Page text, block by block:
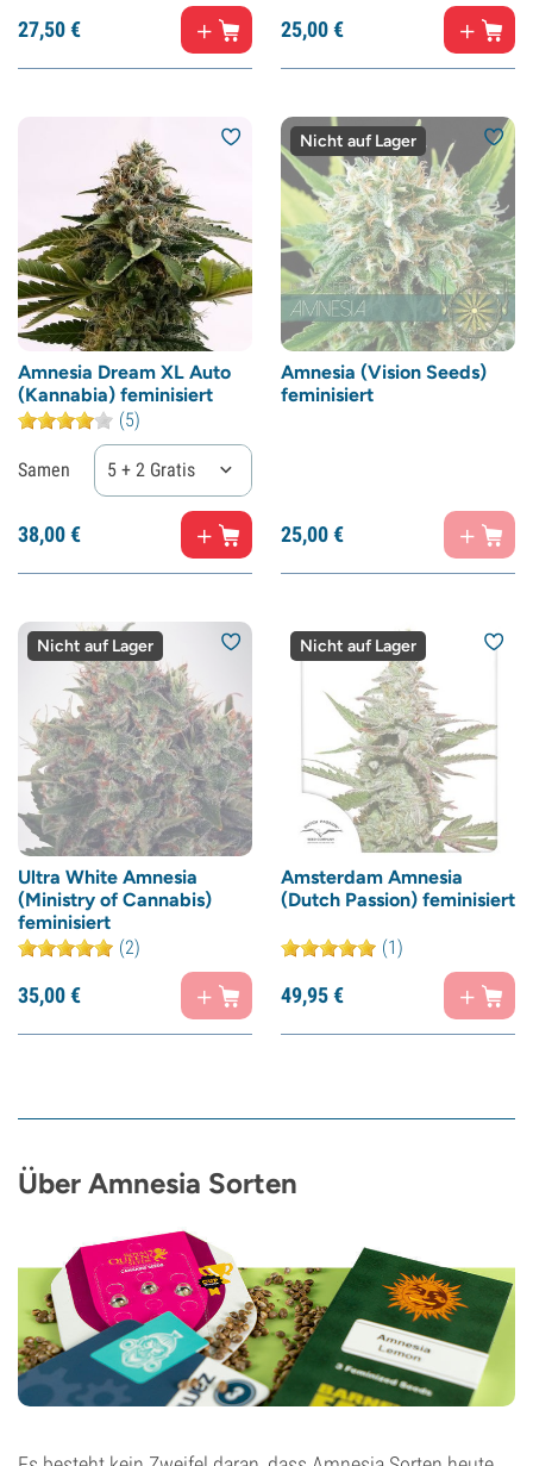
27,50€ 25,00€
Amnesia Dream XL Auto
(Kannabia) feminisiert
(5)
Samen 5 + 2 Gratis
38,00€
Nicht auf Lager
Amnesia (Vision Seeds)
feminisiert
25,00€
Nicht auf Lager
Ultra White Amnesia
(Ministry of Cannabis)
feminisiert
(2)
35,00€
Nicht auf Lager
Amsterdam Amnesia
(Dutch Passion) feminisiert
(1)
49,95€
Über Amnesia Sorten